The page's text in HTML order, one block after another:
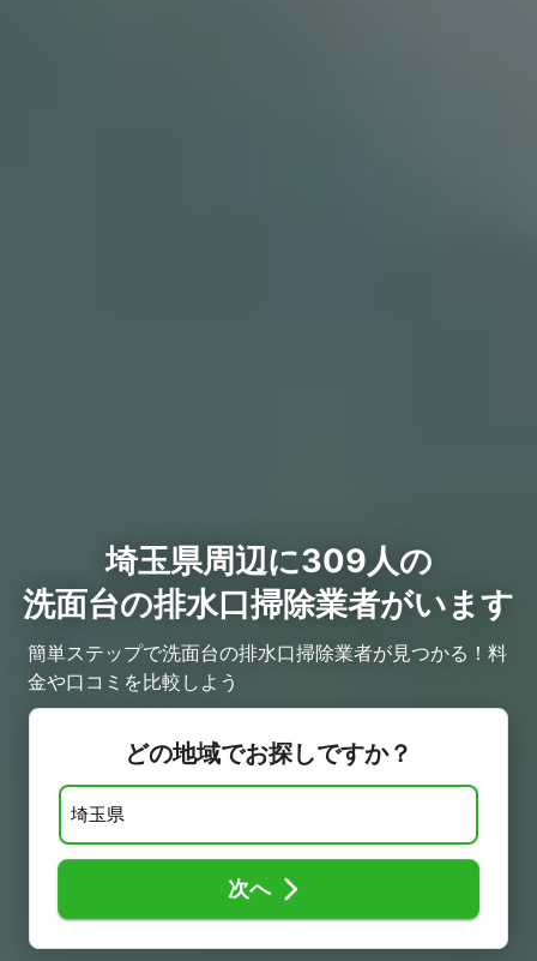
埼玉県周辺に309人の
洗面台の排水口掃除業者がいます
簡単ステップで洗面台の排水口掃除業者が見つかる！料
金や口コミを比較しよう
どの地域でお探しですか？
次へ